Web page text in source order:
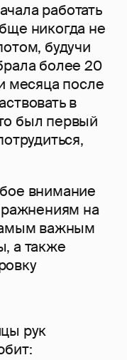
работать
никогда не
будучи
более 20
месяца после
в
был первый
внимание
на
важным
а также
рук